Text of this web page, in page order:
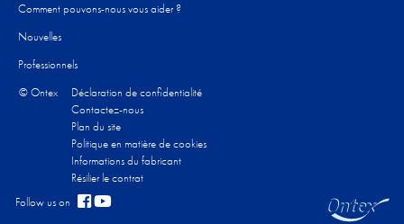
Comment pouvons-nous vous aider ?
Nouvelles
Professionnels
© Ontex
Déclaration de confidentialité
Contactez-nous
Plan du site
Politique en matière de cookies
Informations du fabricant
Résilier le contrat
Follow us on